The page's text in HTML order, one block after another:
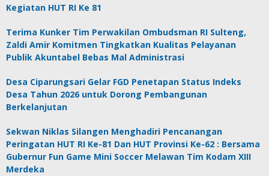
Kegiatan HUT RI Ke 81
Terima Kunker Tim Perwakilan Ombudsman RI Sulteng,
Zaldi Amir Komitmen Tingkatkan Kualitas Pelayanan
Publik Akuntabel Bebas Mal Administrasi
Desa Ciparungsari Gelar FGD Penetapan Status Indeks
Desa Tahun 2026 untuk Dorong Pembangunan
Berkelanjutan
Sekwan Niklas Silangen Menghadiri Pencanangan
Peringatan HUT RI Ke-81 Dan HUT Provinsi Ke-62 : Bersama
Gubernur Fun Game Mini Soccer Melawan Tim Kodam XIII
Merdeka